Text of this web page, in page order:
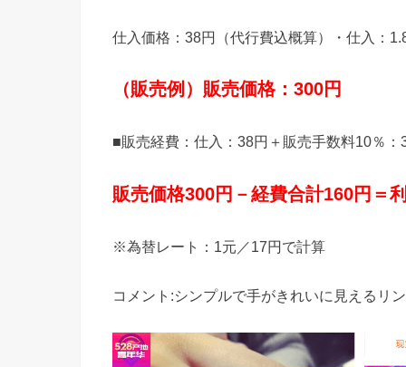
仕入価格：38円（代行費込概算）・仕入：
（販売例）販売価格：300円
■販売経費：仕入：38円＋販売手数料10％
販売価格300円－経費合計160円＝
※為替レート：1元／17円で計算
コメント:シンプルで手がきれいに見えるリ